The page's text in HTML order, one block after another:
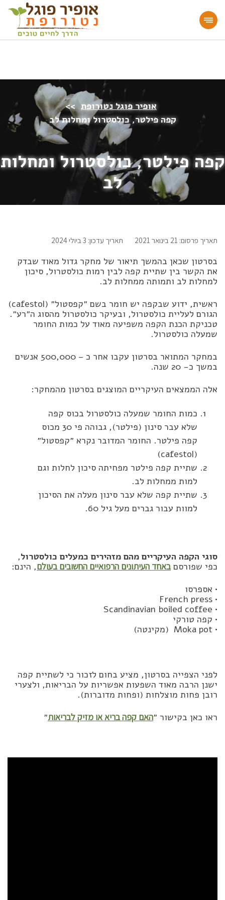
מעוניינים להעמיק או להתחיל דרך חיים בריאה?
הצטרפו לאתר!
אופיר פוגל נטורופת >>
קפה פילטר, כולסטרול ומחלות לב
קפה פילטר, כולסטרול ומחלות
לב
תאריך פרסום: 21 בינואר 2021 תאריך עדכון: 3 ביולי 2024
בסרטון שכאן בהמשך תיאור של מחקר גדול מאוד שבדק
את הקשר בין שתיית קפה לבין רמות כולסטרול, סיכון
למחלות לב ותמותה ממחלות לב.
ראשית, ידוע שבקפה יש חומר בשם ״קפסטול״ (cafestol)
הגורם לעליית כולסטרול, ובעיקר כולסטרול מהסוג ה״רע״.
טכניקת הכנת הקפה משפיעה מאוד על כמות החומר
שמעלה כולסטרול.
במחקר המתואר בסרטון עקבו אחר כ – 500,000 אנשים
במשך כ- 20 שנה.
אלה הממצאים העיקריים המוצגים בסרטון מהמחקר:
כמות החומר שמעלה כולסטרול בכוס קפה
שלא עבר סינון (פילטר), גבוהה פי 30 מכוס
קפה פילטר. החומר המדובר נקרא ״קפסטול״
(cafestol)
שתיית קפה פילטר מפחיתה סיכון לחלות וגם
למות ממחלות לב.
שתיית קפה שלא עבר סינון מעלה את הסיכון
למוות עבור גברים מעל גיל 60.
סוגי הקפה העיקריים מהם מזהירים כמעלים כולסטרול,
כפי שפורסםבאחד העיתונים הרפואיים החשובים בעולם, הינם:
• אספרסו
• French press
• Scandinavian boiled coffee
• קפה טורקי
• Moka pot (מקינטה)
לפני הצפייה בסרטון, מציע בחום לזכור כי לשתיית קפה
ישנן הרבה מאוד השפעות אפשריות על הבריאות, ולצערי
רובן פחות מוצלחות (ופחות מדוברות).
ראו כאן בקישור ״האם קפה בריא או מזיק לבריאות״